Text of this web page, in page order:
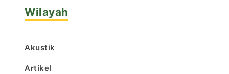
Wilayah
Akustik
Artikel